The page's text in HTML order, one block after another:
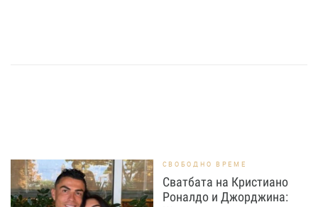
СВОБОДНО ВРЕМЕ
Сватбата на Кристиано
Роналдо и Джорджина: